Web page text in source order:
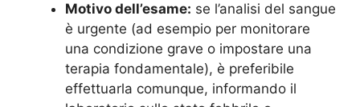
Motivo dell’esame: se l’analisi del sangue
è urgente (ad esempio per monitorare
una condizione grave o impostare una
terapia fondamentale), è preferibile
effettuarla comunque, informando il